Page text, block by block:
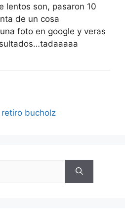
lentos son, pasaron 10
de un cosa
foto en google y veras
bucholz